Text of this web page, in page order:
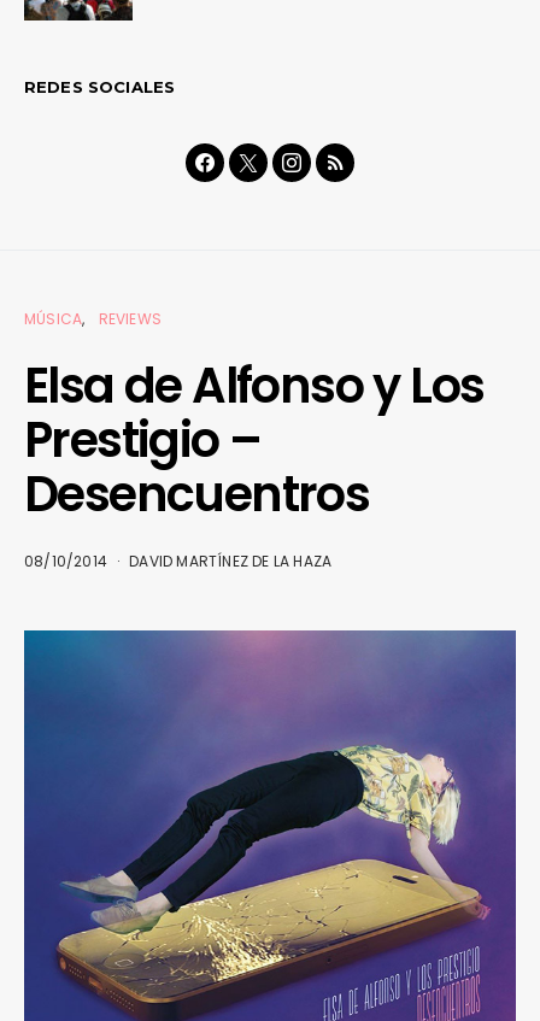
REDES SOCIALES
MÚSICA REVIEWS
Elsa de Alfonso y Los
Prestigio –
Desencuentros
08/10/2014 DAVID MARTÍNEZ DE LA HAZA